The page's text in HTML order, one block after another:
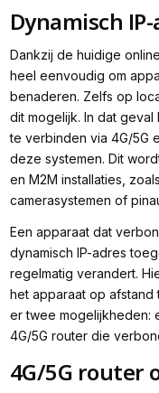
Dynamisch
Dankzij de huidige
heel eenvoudig om
benaderen. Zelfs op
dit mogelijk. In dat
te verbinden via 4G/5G
deze systemen. Dit
en M2M installaties,
camerasystemen of
Een apparaat dat
dynamisch IP-adres
regelmatig verandert.
het apparaat op afstand
er twee mogelijkheden:
4G/5G router die
4G/5G router